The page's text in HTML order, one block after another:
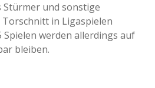
Stürmer und sonstige
in Ligaspielen
Spielen werden allerdings auf
bleiben.